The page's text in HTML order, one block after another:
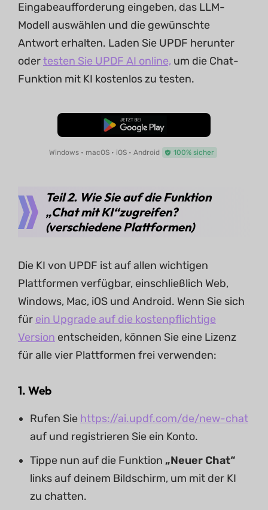
Eingabeaufforderung eingeben, das LLM-
Modell auswählen und die gewünschte
Antwort erhalten. Laden Sie UPDF herunter
odertesten Sie UPDF AI online, um die Chat-
Funktion mit KI kostenlos zu testen.
Kostenloser Download
Windows • macOS • iOS • Android 100% sicher
Teil 2. Wie Sie auf die Funktion
„Chat mit KI“zugreifen?
(verschiedene Plattformen)
Die KI von UPDF ist auf allen wichtigen
Plattformen verfügbar, einschließlich Web,
Windows, Mac, iOS und Android. Wenn Sie sich
für ein Upgrade auf die kostenpflichtige
Version entscheiden, können Sie eine Lizenz
für alle vier Plattformen frei verwenden:
1. Web
Rufen Sie https://ai.updf.com/de/new-chat
auf und registrieren Sie ein Konto.
Tippe nun auf die Funktion „Neuer Chat“
links auf deinem Bildschirm, um mit der KI
zu chatten.